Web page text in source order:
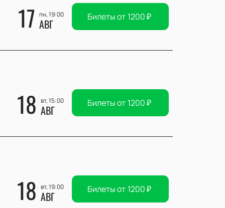
17 пн, 19:00
АВГ Билеты от 1200₽
18 вт, 15:00
АВГ Билеты от 1200₽
18 вт, 19:00
АВГ Билеты от 1200₽